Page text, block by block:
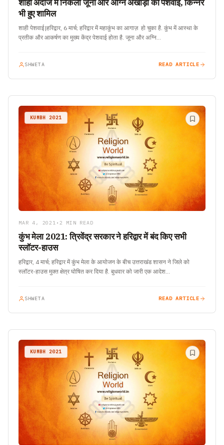
शाही अंदाज में निकली जूना और अग्नि अखाड़ा की पेशवाई, किन्नर
भी हुए शामिल
शाही पेशवाई|हरिद्वार, 6 मार्च; हरिद्वार में महाकुंभ का आगाज़ हो चुका है. कुंभ में आस्था के
प्रतीक और आकर्षण का मुख्य केंद्र पेशवाई होता है. जूना और अग्नि…
SHWETA READ ARTICLE
KUMBH 2021
MAR 4, 2021 • 2 MIN READ
कुंभ मेला 2021: त्रिवेंद्र सरकार ने हरिद्वार में बंद किए सभी
स्लॉटर-हाउस
हरिद्वार, 4 मार्च; हरिद्वार में कुंभ मेला के आयोजन के बीच उत्तराखंड शासन ने जिले को
स्लॉटर-हाउस मुक्त क्षेत्र घोषित कर दिया है. बुधवार को जारी एक आदेश…
SHWETA READ ARTICLE
KUMBH 2021